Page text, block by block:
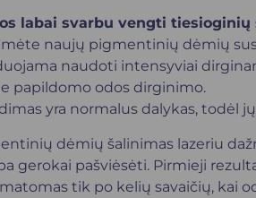
labai svarbu vengti
naujų pigmentinių dėmių
naudoti intensyviai
papildomo odos dirginimo.
yra normalus dalykas, todėl
dėmių šalinimas lazeriu
gerokai pašviėsėti. Pirmieji
tik po kelių savaičių, kai